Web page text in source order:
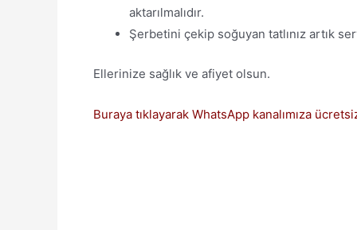
aktarılmalıdır.
Şerbetini çekip soğuyan tatlınız artık
Ellerinize sağlık ve afiyet olsun.
Buraya tıklayarak WhatsApp kanalımıza